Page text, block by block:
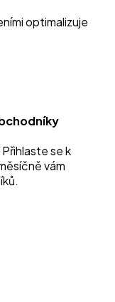
optimalizuje
se k
vám